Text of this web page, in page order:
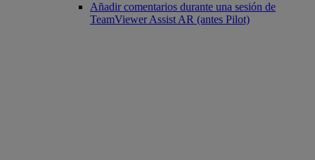
Añadir comentarios durante una sesión de
TeamViewer Assist AR (antes Pilot)